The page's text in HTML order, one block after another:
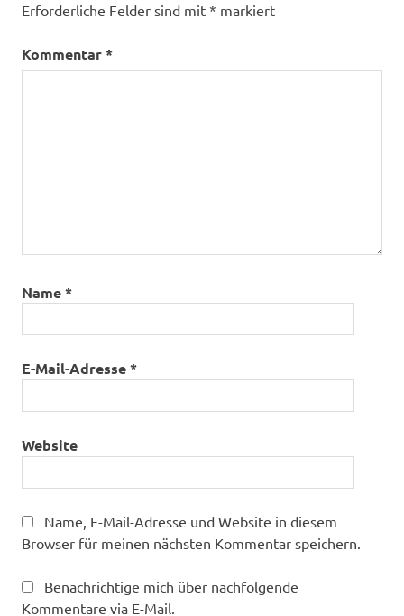
Erforderliche Felder sind mit * markiert
Kommentar*
Name*
E-Mail-Adresse*
Website
Name, E-Mail-Adresse und Website in diesem
Browser für meinen nächsten Kommentar speichern.
Benachrichtige mich über nachfolgende
Kommentare via E-Mail.